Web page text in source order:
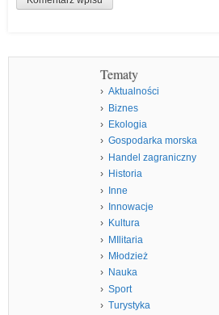
Tematy
Aktualności
Biznes
Ekologia
Gospodarka morska
Handel zagraniczny
Historia
Inne
Innowacje
Kultura
MIlitaria
Młodzież
Nauka
Sport
Turystyka